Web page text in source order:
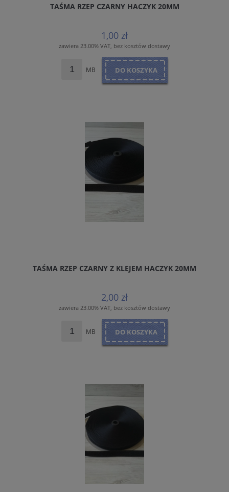
TAŚMA RZEP CZARNY HACZYK 20MM
1,00 zł
zawiera 23.00% VAT, bez kosztów dostawy
MB DO KOSZYKA
TAŚMA RZEP CZARNY Z KLEJEM HACZYK 20MM
2,00 zł
zawiera 23.00% VAT, bez kosztów dostawy
MB DO KOSZYKA